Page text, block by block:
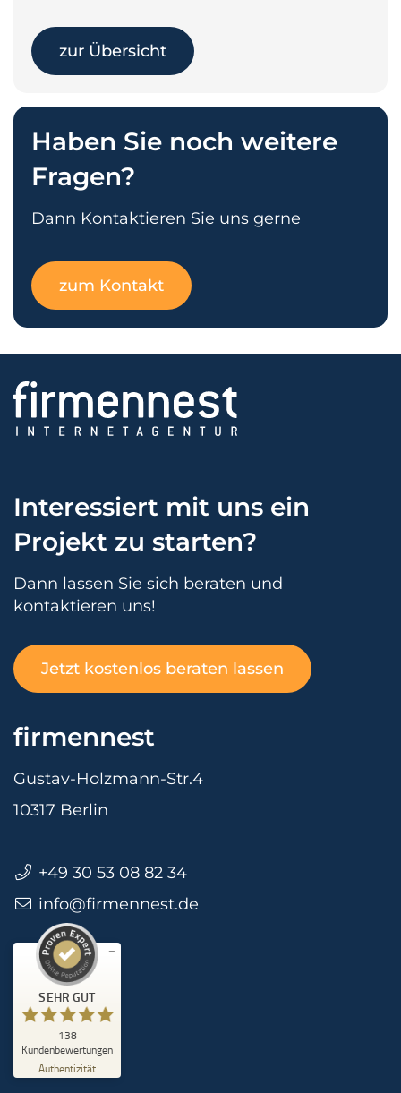
zur Übersicht
Haben Sie noch weitere
Fragen?
Dann Kontaktieren Sie uns gerne
zum Kontakt
Interessiert mit uns ein
Projekt zu starten?
Dann lassen Sie sich beraten und
kontaktieren uns!
Jetzt kostenlos beraten lassen
firmennest
Gustav-Holzmann-Str.4
10317 Berlin
+49 30 53 08 82 34
info@firmennest.de
SEHR GUT
138
Kundenbewertungen
Authentizität
Kundenbewertungen und Erfahrungen zu
SEHR GUT
4,90
/
5,00
33
Bewertungen von